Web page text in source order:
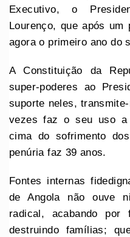
Executivo, o
Lourenço, que após um
agora o primeiro ano do
A Constituição da
super-poderes ao
suporte neles,
vezes faz o seu uso a
cima do sofrimento
penúria faz 39 anos.
Fontes internas
de Angola não ouve
radical, acabando
destruindo famílias;